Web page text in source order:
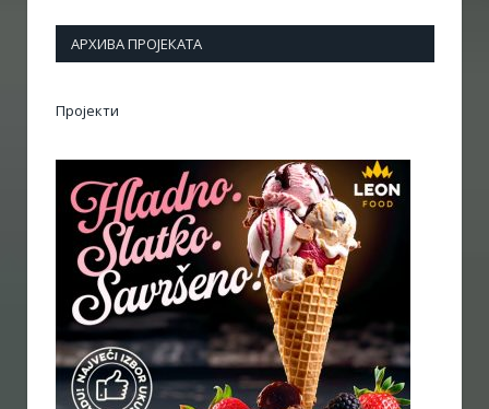
АРХИВА ПРОЈЕКАТА
Пројекти